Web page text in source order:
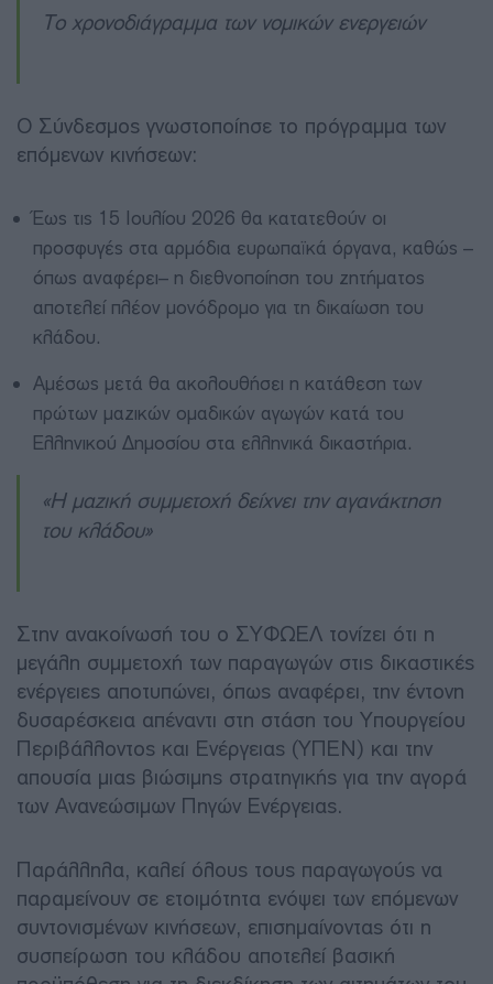
Το χρονοδιάγραμμα των νομικών ενεργειών
Ο Σύνδεσμος γνωστοποίησε το πρόγραμμα των
επόμενων κινήσεων:
Έως τις 15 Ιουλίου 2026 θα κατατεθούν οι
προσφυγές στα αρμόδια ευρωπαϊκά όργανα, καθώς –
όπως αναφέρει– η διεθνοποίηση του ζητήματος
αποτελεί πλέον μονόδρομο για τη δικαίωση του
κλάδου.
Αμέσως μετά θα ακολουθήσει η κατάθεση των
πρώτων μαζικών ομαδικών αγωγών κατά του
Ελληνικού Δημοσίου στα ελληνικά δικαστήρια.
«Η μαζική συμμετοχή δείχνει την αγανάκτηση
του κλάδου»
Στην ανακοίνωσή του ο ΣΥΦΩΕΛ τονίζει ότι η
μεγάλη συμμετοχή των παραγωγών στις δικαστικές
ενέργειες αποτυπώνει, όπως αναφέρει, την έντονη
δυσαρέσκεια απέναντι στη στάση του Υπουργείου
Περιβάλλοντος και Ενέργειας (ΥΠΕΝ) και την
απουσία μιας βιώσιμης στρατηγικής για την αγορά
των Ανανεώσιμων Πηγών Ενέργειας.
Παράλληλα, καλεί όλους τους παραγωγούς να
παραμείνουν σε ετοιμότητα ενόψει των επόμενων
συντονισμένων κινήσεων, επισημαίνοντας ότι η
συσπείρωση του κλάδου αποτελεί βασική